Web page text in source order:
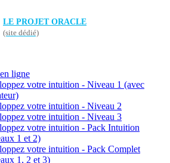
LE PROJET ORACLE
(site dédié)
ligne
votre intuition - Niveau 1 (avec
votre intuition - Niveau 2
votre intuition - Niveau 3
votre intuition - Pack Intuition
1 et 2)
votre intuition - Pack Complet
1, 2 et 3)